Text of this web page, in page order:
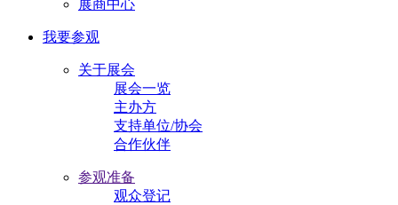
展商中心
我要参观
关于展会
展会一览
主办方
支持单位/协会
合作伙伴
参观准备
观众登记